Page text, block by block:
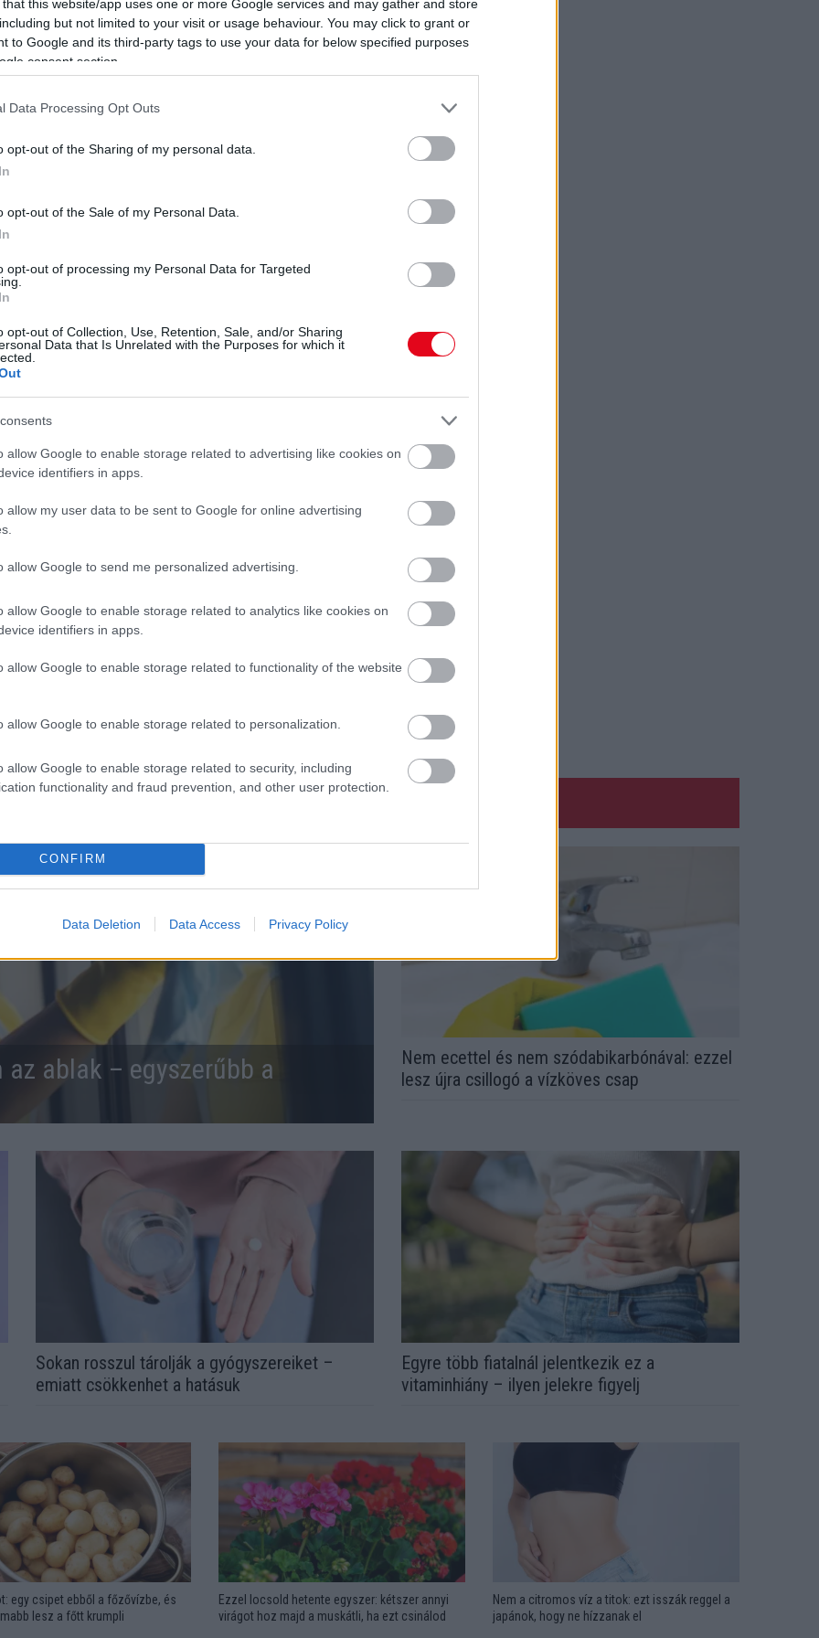
that this website/app uses one or more Google services and may gather and store
but not limited to your visit or usage behaviour. You may click to grant or
to Google and its third-party tags to use your data for below specified purposes
consent section.
Data Processing Opt Outs
opt-out of the Sharing of my personal data.
opt-out of the Sale of my Personal Data.
opt-out of processing my Personal Data for Targeted
opt-out of Collection, Use, Retention, Sale, and/or Sharing
Data that Is Unrelated with the Purposes for which it
allow Google to enable storage related to advertising like cookies on
identifiers in apps.
allow my user data to be sent to Google for online advertising
allow Google to send me personalized advertising.
allow Google to enable storage related to analytics like cookies on
identifiers in apps.
allow Google to enable storage related to functionality of the website
allow Google to enable storage related to personalization.
allow Google to enable storage related to security, including
functionality and fraud prevention, and other user protection.
CONFIRM
Data Deletion Data Access Privacy Policy
hiedelmek szerint a
mert a stagnálást, lassulást vagy
élnek erős történetek ezekről a jelentésekről,
egy növény balszerencsét hozni? Erre nincs
te hogyan érzed magad az otthonodban. Ha egy
teret, talán ez számít igazán – a babonák pedig
amelyekről jó néha elgondolkodni.
ablak – egyszerűbb a
Nem ecettel és nem szódabikarbónával: ezzel
lesz újra csillogó a vízköves csap
Sokan rosszul tárolják a gyógyszereiket –
emiatt csökkenhet a hatásuk
Egyre több fiatalnál jelentkezik ez a
vitaminhiány – ilyen jelekre figyelj
egy csipet ebből a főzővízbe, és
lesz a főtt krumpli
Ezzel locsold hetente egyszer: kétszer annyi
virágot hoz majd a muskátli, ha ezt csinálod
Nem a citromos víz a titok: ezt isszák reggel a
japánok, hogy ne hízzanak el